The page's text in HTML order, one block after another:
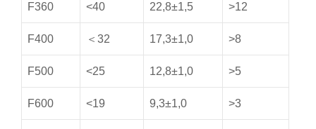
F360 <40 22,8±1,5 >12
F400 ＜32 17,3±1,0 >8
F500 <25 12,8±1,0 >5
F600 <19 9,3±1,0 >3